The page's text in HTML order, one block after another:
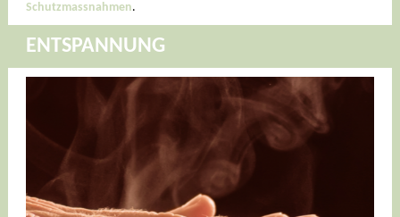
Schutzmassnahmen.
ENTSPANNUNG